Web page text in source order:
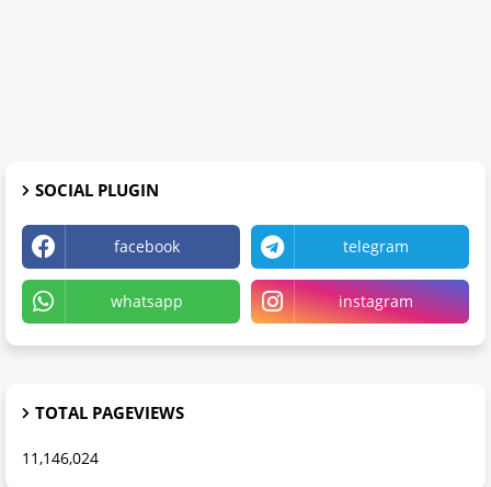
SOCIAL PLUGIN
facebook telegram
whatsapp instagram
TOTAL PAGEVIEWS
11,146,024